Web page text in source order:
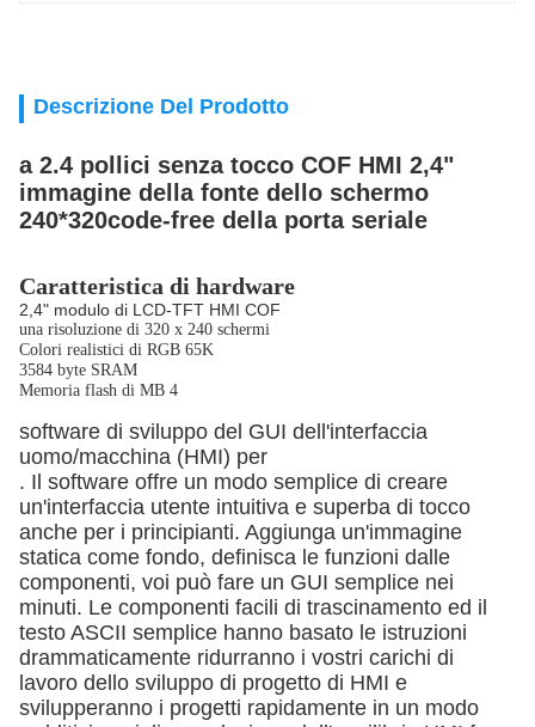
Descrizione Del Prodotto
a 2.4 pollici senza tocco COF HMI 2,4"
immagine della fonte dello schermo
240*320code-free della porta seriale
Caratteristica di hardware
2,4" modulo di LCD-TFT HMI COF
una risoluzione di 320 x 240 schermi
Colori realistici di RGB 65K
3584 byte SRAM
Memoria flash di MB 4
software di sviluppo del GUI dell'interfaccia
uomo/macchina (HMI) per
. Il software offre un modo semplice di creare
un'interfaccia utente intuitiva e superba di tocco
anche per i principianti. Aggiunga un'immagine
statica come fondo, definisca le funzioni dalle
componenti, voi può fare un GUI semplice nei
minuti. Le componenti facili di trascinamento ed il
testo ASCII semplice hanno basato le istruzioni
drammaticamente ridurranno i vostri carichi di
lavoro dello sviluppo di progetto di HMI e
svilupperanno i progetti rapidamente in un modo